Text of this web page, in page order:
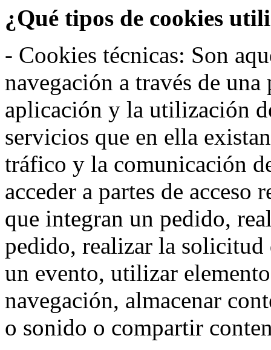
¿Qué tipos de cookies
- Cookies técnicas: Son
navegación a través de
aplicación y la utilización
servicios que en ella
tráfico y la comunicación
acceder a partes de
que integran un pedido,
pedido, realizar la
un evento, utilizar
navegación, almacenar
o sonido o compartir